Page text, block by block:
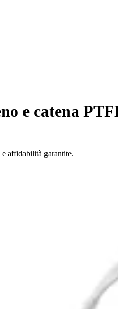
e catena
affidabilità garantite.